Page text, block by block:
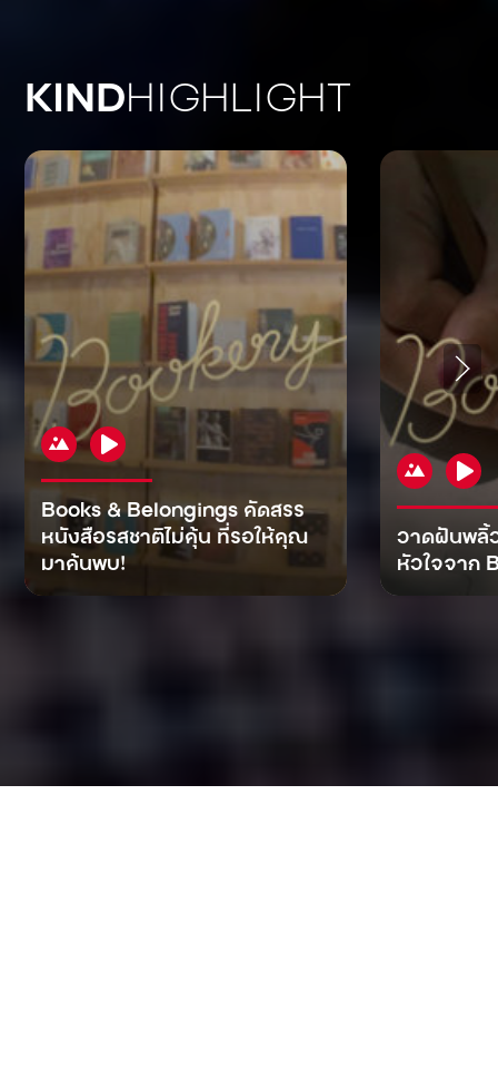
KINDHIGHLIGHT
Books & Belongings คัดสรร
หนังสือรสชาติไม่คุ้น ที่รอให้คุณ
มาค้นพบ!
วาดฝันพลิ้
หัวใจจาก
MAN
NOMICS
อ่านตัวตน ‘คิม—อดุลญา’ ผ่าน 3 เล่มโปรด +1 เล่ม